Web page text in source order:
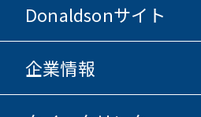
Donaldsonサイト
Donaldsonライフサイエンス
Donaldsonオンラインストア
企業情報